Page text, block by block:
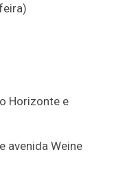
Horizonte e
avenida Weine